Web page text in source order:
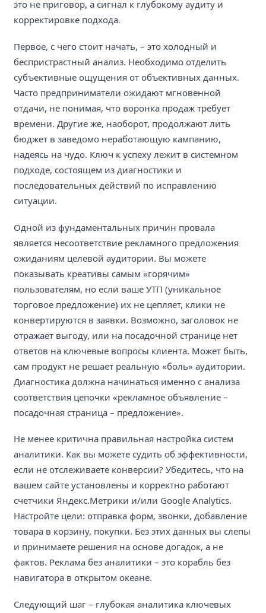
это не приговор, а сигнал к глубокому аудиту и
корректировке подхода.
Первое, с чего стоит начать, – это холодный и
беспристрастный анализ. Необходимо отделить
субъективные ощущения от объективных данных.
Часто предприниматели ожидают мгновенной
отдачи, не понимая, что воронка продаж требует
времени. Другие же, наоборот, продолжают лить
бюджет в заведомо неработающую кампанию,
надеясь на чудо. Ключ к успеху лежит в системном
подходе, состоящем из диагностики и
последовательных действий по исправлению
ситуации.
Одной из фундаментальных причин провала
является несоответствие рекламного предложения
ожиданиям целевой аудитории. Вы можете
показывать креативы самым «горячим»
пользователям, но если ваше УТП (уникальное
торговое предложение) их не цепляет, клики не
конвертируются в заявки. Возможно, заголовок не
отражает выгоду, или на посадочной странице нет
ответов на ключевые вопросы клиента. Может быть,
сам продукт не решает реальную «боль» аудитории.
Диагностика должна начинаться именно с анализа
соответствия цепочки «рекламное объявление –
посадочная страница – предложение».
Не менее критична правильная настройка систем
аналитики. Как вы можете судить об эффективности,
если не отслеживаете конверсии? Убедитесь, что на
вашем сайте установлены и корректно работают
счетчики Яндекс.Метрики и/или Google Analytics.
Настройте цели: отправка форм, звонки, добавление
товара в корзину, покупки. Без этих данных вы слепы
и принимаете решения на основе догадок, а не
фактов. Реклама без аналитики – это корабль без
навигатора в открытом океане.
Следующий шаг – глубокая аналитика ключевых